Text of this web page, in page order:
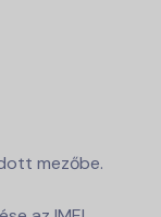
mezőbe.